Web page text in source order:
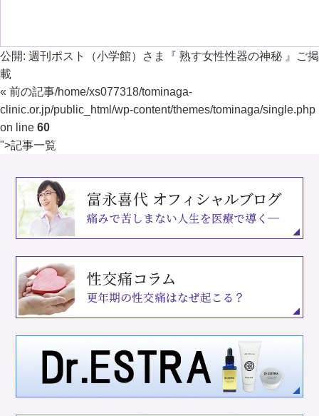
公開: 週刊ポスト（小学館）さま『 熟す女性性器の神秘 』ご掲
載
« 前の記事/home/xs077318/tominaga-
clinic.or.jp/public_html/wp-content/themes/tominaga/single.php
on line 60
">記事一覧